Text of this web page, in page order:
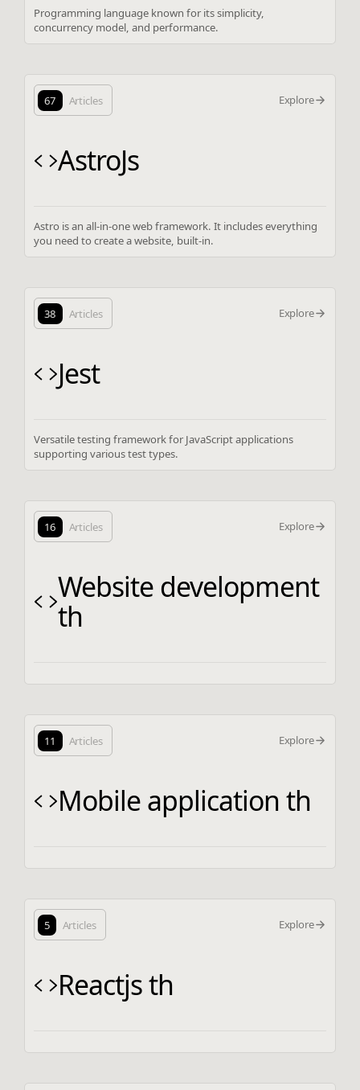
Programming language known for its simplicity,
concurrency model, and performance.
67 Articles Explore
AstroJs
Astro is an all-in-one web framework. It includes everything
you need to create a website, built-in.
38 Articles Explore
Jest
Versatile testing framework for JavaScript applications
supporting various test types.
16 Articles Explore
Website development
th
11 Articles Explore
Mobile application th
5 Articles Explore
Reactjs th